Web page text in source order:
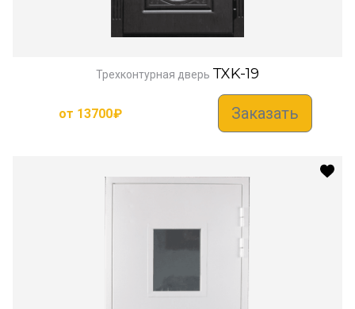
Трехконтурная дверь TXK-19
от 13700₽ Заказать